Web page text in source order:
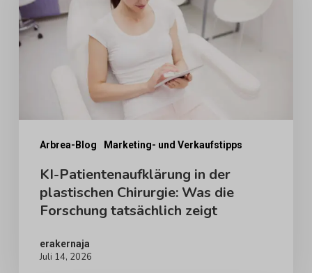
Arbrea-Blog Marketing- und Verkaufstipps
der
plastischen
Forschung
tatsächlich
zeigtKI-Patientenaufklärung in der
plastischen Chirurgie: Was die
Forschung tatsächlich zeigt
erakernaja
Juli 14, 2026